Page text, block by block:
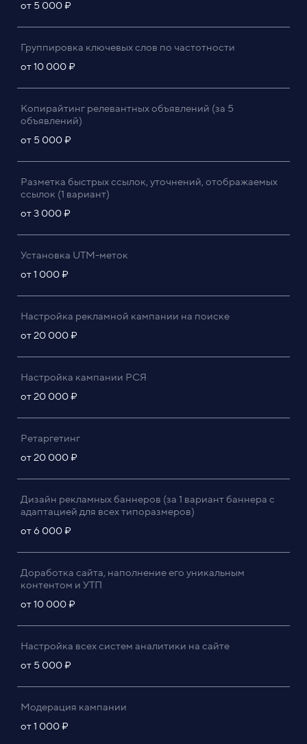
от 5 000 ₽
Группировка ключевых слов по частотности
от 10 000 ₽
Копирайтинг релевантных объявлений (за 5
объявлений)
от 5 000 ₽
Разметка быстрых ссылок, уточнений, отображаемых
ссылок (1 вариант)
от 3 000 ₽
Установка UTM-меток
от 1 000 ₽
Настройка рекламной кампании на поиске
от 20 000 ₽
Настройка кампании РСЯ
от 20 000 ₽
Ретаргетинг
от 20 000 ₽
Дизайн рекламных баннеров (за 1 вариант баннера с
адаптацией для всех типоразмеров)
от 6 000 ₽
Доработка сайта, наполнение его уникальным
контентом и УТП
от 10 000 ₽
Настройка всех систем аналитики на сайте
от 5 000 ₽
Модерация кампании
от 1 000 ₽